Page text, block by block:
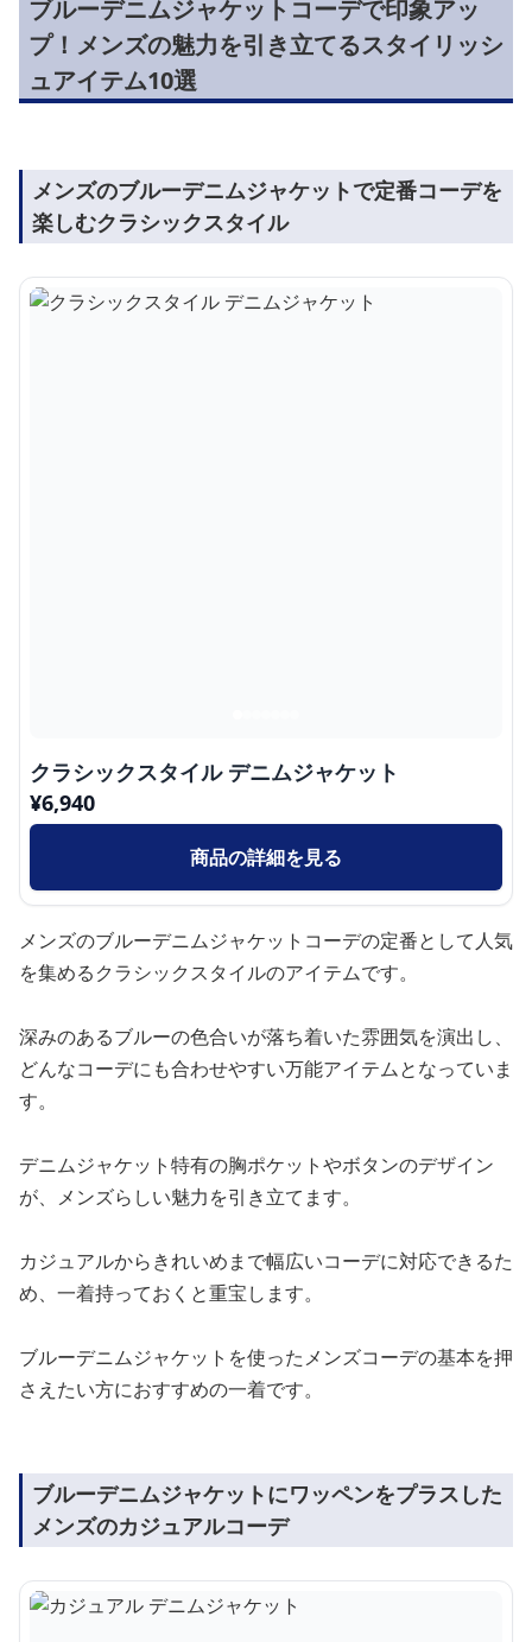
ブルーデニムジャケットコーデで印象アッ
プ！メンズの魅力を引き立てるスタイリッシ
ュアイテム10選
メンズのブルーデニムジャケットで定番コーデを
楽しむクラシックスタイル
クラシックスタイル デニムジャケット
¥6,940
商品の詳細を見る
メンズのブルーデニムジャケットコーデの定番として人気
を集めるクラシックスタイルのアイテムです。
深みのあるブルーの色合いが落ち着いた雰囲気を演出し、
どんなコーデにも合わせやすい万能アイテムとなっていま
す。
デニムジャケット特有の胸ポケットやボタンのデザイン
が、メンズらしい魅力を引き立てます。
カジュアルからきれいめまで幅広いコーデに対応できるた
め、一着持っておくと重宝します。
ブルーデニムジャケットを使ったメンズコーデの基本を押
さえたい方におすすめの一着です。
ブルーデニムジャケットにワッペンをプラスした
メンズのカジュアルコーデ